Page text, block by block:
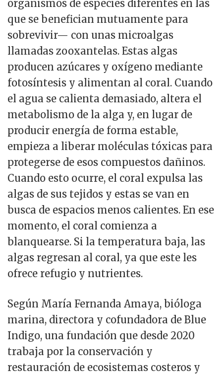
organismos de especies diferentes en las
que se benefician mutuamente para
sobrevivir— con unas microalgas
llamadas zooxantelas. Estas algas
producen azúcares y oxígeno mediante
fotosíntesis y alimentan al coral. Cuando
el agua se calienta demasiado, altera el
metabolismo de la alga y, en lugar de
producir energía de forma estable,
empieza a liberar moléculas tóxicas para
protegerse de esos compuestos dañinos.
Cuando esto ocurre, el coral expulsa las
algas de sus tejidos y estas se van en
busca de espacios menos calientes. En ese
momento, el coral comienza a
blanquearse. Si la temperatura baja, las
algas regresan al coral, ya que este les
ofrece refugio y nutrientes.
Según María Fernanda Amaya, bióloga
marina, directora y cofundadora de Blue
Indigo, una fundación que desde 2020
trabaja por la conservación y
restauración de ecosistemas costeros y